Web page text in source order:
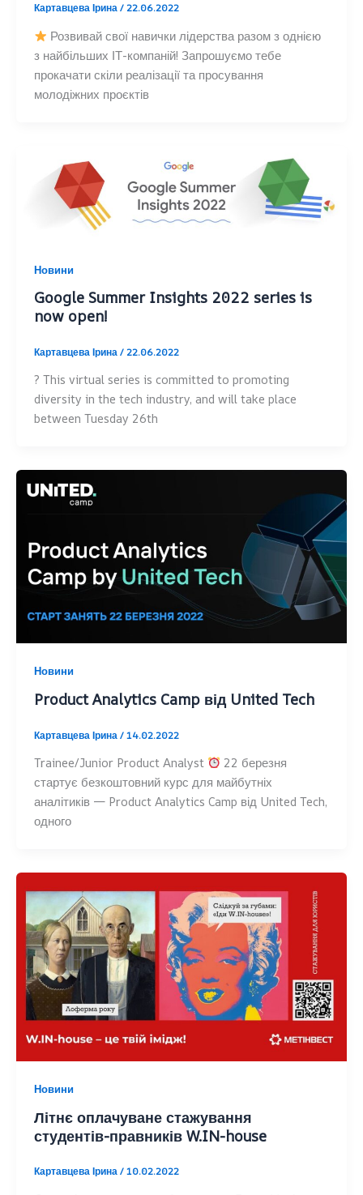
Картавцева Ірина/22.06.2022
Розвивай свої навички лідерства разом з однією
з найбільших ІТ-компаній! Запрошуємо тебе
прокачати скіли реалізації та просування
молодіжних проєктів
Новини
Google Summer Insights 2022 series is
now open!
Картавцева Ірина/22.06.2022
? This virtual series is committed to promoting
diversity in the tech industry, and will take place
between Tuesday 26th
Новини
Product Analytics Camp від United Tech
Картавцева Ірина/14.02.2022
Trainee/Junior Product Analyst
22 березня
стартує безкоштовний курс для майбутніх
аналітиків — Product Analytics Camp від United Tech,
одного
Новини
Літнє оплачуване стажування
студентів-правників W.IN-house
Картавцева Ірина/10.02.2022